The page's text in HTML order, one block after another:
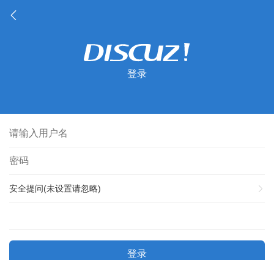
登录
安全提问(未设置请忽略)
登录